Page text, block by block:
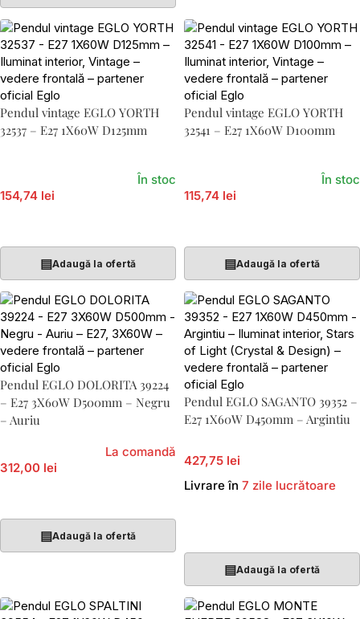
Pendul vintage EGLO YORTH
32537 – E27 1X60W D125mm
154,74 lei
În stoc
▤Adaugă la ofertă
Pendul vintage EGLO YORTH
32541 – E27 1X60W D100mm
115,74 lei
În stoc
▤Adaugă la ofertă
Pendul EGLO DOLORITA 39224
– E27 3X60W D500mm – Negru
– Auriu
312,00 lei
La comandă
▤Adaugă la ofertă
Pendul EGLO SAGANTO 39352 –
E27 1X60W D450mm – Argintiu
427,75 lei
Livrare în 7 zile lucrătoare
▤Adaugă la ofertă